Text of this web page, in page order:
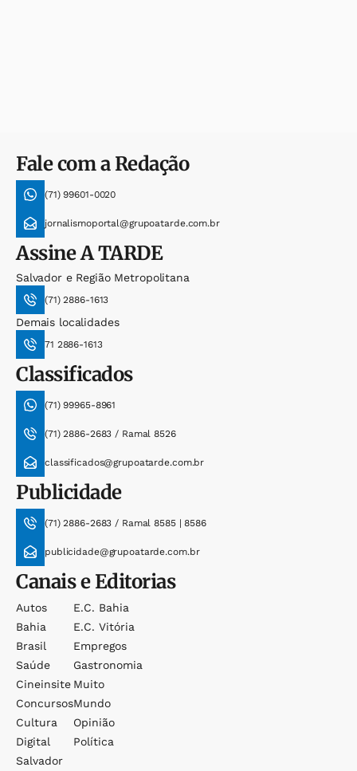
Fale com a Redação
(71) 99601-0020
jornalismoportal@grupoatarde.com.br
AssineA TARDE
Salvador e Região Metropolitana
(71) 2886-1613
Demais localidades
71 2886-1613
Classificados
(71) 99965-8961
(71) 2886-2683 / Ramal 8526
classificados@grupoatarde.com.br
Publicidade
(71) 2886-2683 / Ramal 8585 | 8586
publicidade@grupoatarde.com.br
Canais e Editorias
Autos
Bahia
Brasil
Saúde
Cineinsite
Concursos
Cultura
Digital
Salvador
E.c. Bahia
E.c. Vitória
Empregos
Gastronomia
Muito
Mundo
Opinião
Política